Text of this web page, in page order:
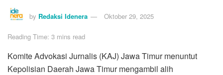
by Redaksi Idenera Oktober 29, 2025
Reading Time: 3 mins read
Komite Advokasi Jurnalis (KAJ) Jawa Timur menuntut
Kepolisian Daerah Jawa Timur mengambil alih